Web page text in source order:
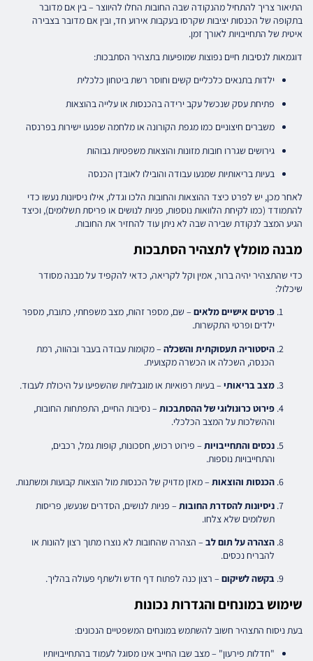
התיאור צריך להתחיל מהנקודה שבה החובות החלו להיווצר – בין אם מדובר
בתקופה של הכנסות יציבות שקרסו בעקבות אירוע חד, ובין אם מדובר בצבירה
איטית של התחייבויות לאורך זמן.
דוגמאות לנסיבות חיים נפוצות שמופיעות בתצהיר הסתבכות:
ילדות בתנאים כלכליים קשים וחוסר רשת ביטחון כלכלית
פתיחת עסק שנכשל עקב ירידה בהכנסות או עלייה בהוצאות
משברים חיצוניים כמו מגפת הקורונה או מלחמה שפגעו ישירות בפרנסה
גירושים שגררו חובות מזונות והוצאות משפטיות גבוהות
בעיות בריאותיות שמנעו עבודה והובילו לאובדן הכנסה
לאחר מכן, יש לפרט כיצד ההוצאות והחובות הלכו וגדלו, אילו ניסיונות נעשו כדי
להתמודד (כמו לקיחת הלוואות נוספות, פניות לנושים או פריסת תשלומים), וכיצד
הגיע המצב לנקודת שבירה שבה לא ניתן עוד להחזיר את החובות.
מבנה מומלץ לתצהיר הסתבכות
כדי שהתצהיר יהיה ברור, אמין וקל לקריאה, כדאי להקפיד על מבנה מסודר
שיכלול:
פרטים אישיים מלאים – שם, מספר זהות, מצב משפחתי, כתובת, מספר
ילדים ופרטי התקשרות.
היסטוריה תעסוקתית והשכלה – מקומות עבודה בעבר ובהווה, רמת
הכנסה, השכלה או הכשרה מקצועית.
מצב בריאותי – בעיות רפואיות או מוגבלויות שהשפיעו על היכולת לעבוד.
פירוט כרונולוגי של ההסתבכות – נסיבות החיים, התפתחות החובות,
וההשלכות על המצב הכלכלי.
נכסים והתחייבויות – פירוט רכוש, חסכונות, קופות גמל, רכבים,
והתחייבויות נוספות.
הכנסות והוצאות – מאזן מדויק של הכנסות מול הוצאות קבועות ומשתנות.
ניסיונות להסדרת החובות – פניות לנושים, הסדרים שנעשו, פריסות
תשלומים שלא צלחו.
הצהרה על תום לב – הצהרה שהחובות לא נוצרו מתוך רצון להונות או
להבריח נכסים.
בקשה לשיקום – רצון כנה לפתוח דף חדש ולשתף פעולה בהליך.
שימוש במונחים והגדרות נכונות
בעת ניסוח התצהיר חשוב להשתמש במונחים המשפטיים הנכונים:
"חדלות פירעון" – מצב שבו החייב אינו מסוגל לעמוד בהתחייבויותיו